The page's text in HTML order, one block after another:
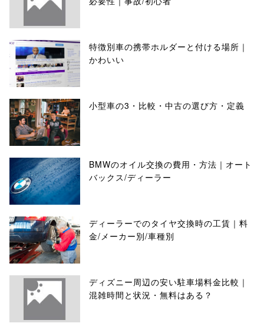
特徴別車の携帯ホルダーと付ける場所｜
かわいい
小型車の3・比較・中古の選び方・定義
BMWのオイル交換の費用・方法｜オート
バックス/ディーラー
ディーラーでのタイヤ交換時の工賃｜料
金/メーカー別/車種別
ディズニー周辺の安い駐車場料金比較｜
混雑時間と状況・無料はある？